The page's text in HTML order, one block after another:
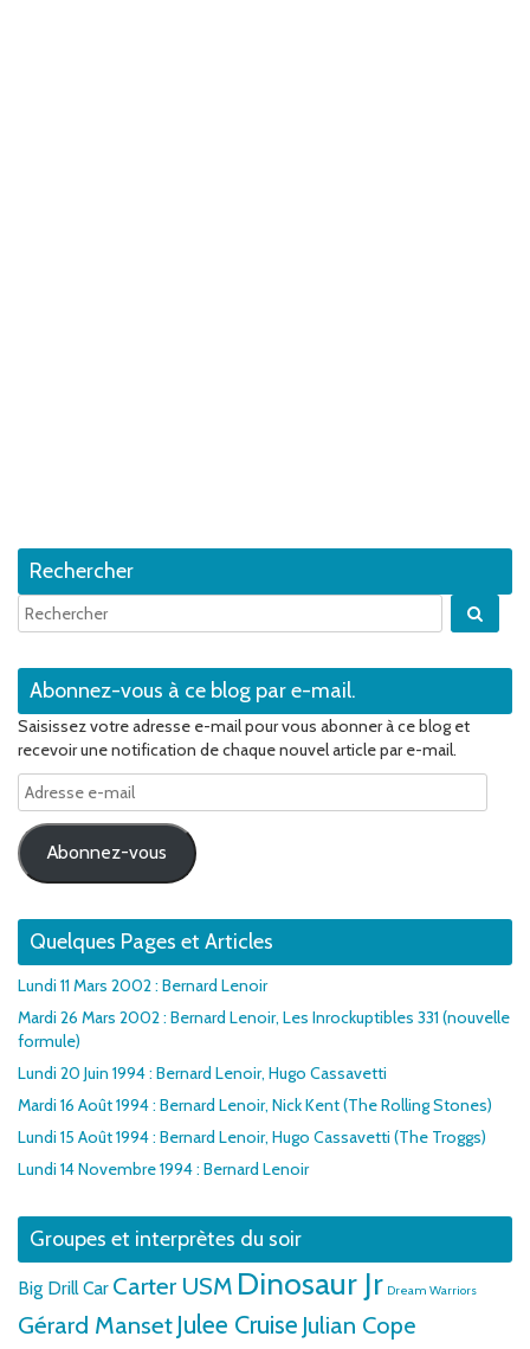
Rechercher
Abonnez-vous à ce blog par e-mail.
Saisissez votre adresse e-mail pour vous abonner à ce blog et
recevoir une notification de chaque nouvel article par e-mail.
Adresse
e-
mail
Abonnez-vous
Quelques Pages et Articles
Lundi 11 Mars 2002 : Bernard Lenoir
Mardi 26 Mars 2002 : Bernard Lenoir, Les Inrockuptibles 331 (nouvelle
formule)
Lundi 20 Juin 1994 : Bernard Lenoir, Hugo Cassavetti
Mardi 16 Août 1994 : Bernard Lenoir, Nick Kent (The Rolling Stones)
Lundi 15 Août 1994 : Bernard Lenoir, Hugo Cassavetti (The Troggs)
Lundi 14 Novembre 1994 : Bernard Lenoir
Groupes et interprètes du soir
Big Drill Car Carter USM Dinosaur Jr Dream Warriors
Gérard Manset Julee Cruise Julian Cope